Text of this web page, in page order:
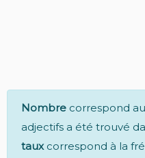
Nombre correspond
adjectifs a été trouvé
tauxcorrespond à la